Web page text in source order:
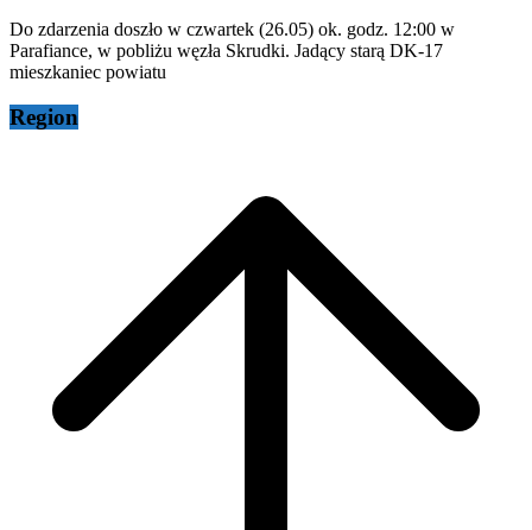
Do zdarzenia doszło w czwartek (26.05) ok. godz. 12:00 w
Parafiance, w pobliżu węzła Skrudki. Jadący starą DK-17
mieszkaniec powiatu
Region